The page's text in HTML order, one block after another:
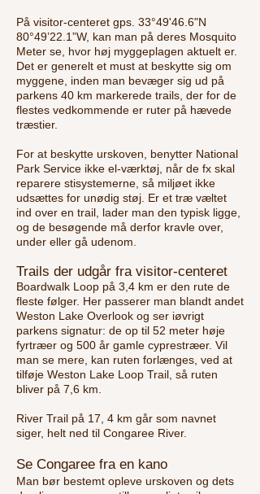
På visitor-centeret gps. 33°49'46.6"N
80°49’22.1”W, kan man på deres Mosquito
Meter se, hvor høj myggeplagen aktuelt er.
Det er generelt et must at beskytte sig om
myggene, inden man bevæger sig ud på
parkens 40 km markerede trails, der for de
flestes vedkommende er ruter på hævede
træstier.
For at beskytte urskoven, benytter National
Park Service ikke el-værktøj, når de fx skal
reparere stisystemerne, så miljøet ikke
udsættes for unødig støj. Er et træ væltet
ind over en trail, lader man den typisk ligge,
og de besøgende må derfor kravle over,
under eller gå udenom.
Trails der udgår fra visitor-centeret
Boardwalk Loop på 3,4 km er den rute de
fleste følger. Her passerer man blandt andet
Weston Lake Overlook og ser iøvrigt
parkens signatur: de op til 52 meter høje
fyrtræer og 500 år gamle cyprestræer. Vil
man se mere, kan ruten forlænges, ved at
tilføje Weston Lake Loop Trail, så ruten
bliver på 7,6 km.
River Trail på 17, 4 km går som navnet
siger, helt ned til Congaree River.
Se Congaree fra en kano
Man bør bestemt opleve urskoven og dets